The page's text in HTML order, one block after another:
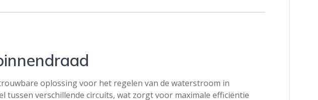
oplossing voor het regelen van de waterstroom in
tussen verschillende circuits, wat zorgt voor maximale efficiëntie